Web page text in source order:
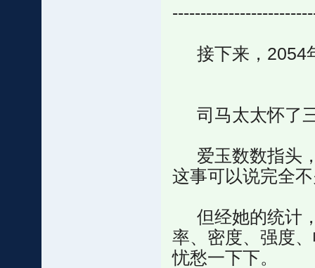
接下来，2054
司马太太怀了
爱玉数数指头
这事可以说完全
但经她的统计
率、密度、强度
忧愁一下下。